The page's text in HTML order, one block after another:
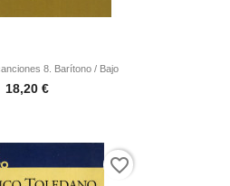
8. Barítono / Bajo
Precio
18,20 €
favorite_border